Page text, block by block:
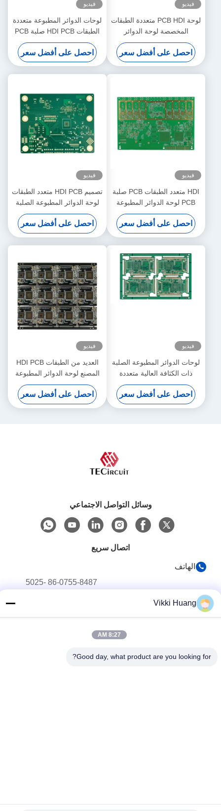
فيديو
لوحة PCB HDI متعددة الطبقات
المخصصة لوحة الدوائر
المطبوعة الذكية
احصل على أفضل سعر
فيديو
لوحات الدوائر المطبوعة متعددة
الطبقات HDI PCB صلبة PCB
لأداة القياس
احصل على أفضل سعر
فيديو
HDI متعدد الطبقات PCB صلبة
PCB لوحة الدوائر المطبوعة
لمحطة الطقس الذكية
احصل على أفضل سعر
فيديو
تصميم HDI PCB متعدد الطبقات
لوحة الدوائر المطبوعة الصلبة
لمكيف الشبكة اللاسلكية
احصل على أفضل سعر
فيديو
لوحات الدوائر المطبوعة الصلبة
ذات الكثافة العالية متعددة
الطبقات لجهاز قياس المدى
بالليزر
احصل على أفضل سعر
فيديو
العديد من الطبقات HDI PCB
المصنع لوحة الدوائر المطبوعة
الصلبة لجهاز التحكم في الألعاب
المحمول
احصل على أفضل سعر
وسائل التواصل الاجتماعي
اتصال سريع
الهاتف
86-0755-8487 -5025
البريد الإلكتروني
richard@tecircuit.com
تينغ الثالث، مجتمع قسيانغ، شارع لونغ تينغ، منطقة لونغ غانغ، شين
Vikki Huang
8:27 AM
Good day, what product are you looking for?